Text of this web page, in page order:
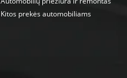
Kitos prekės automobiliams